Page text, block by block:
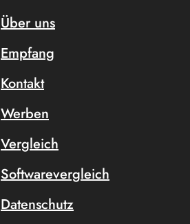
Über uns
Empfang
Kontakt
Werben
Vergleich
Softwarevergleich
Datenschutz